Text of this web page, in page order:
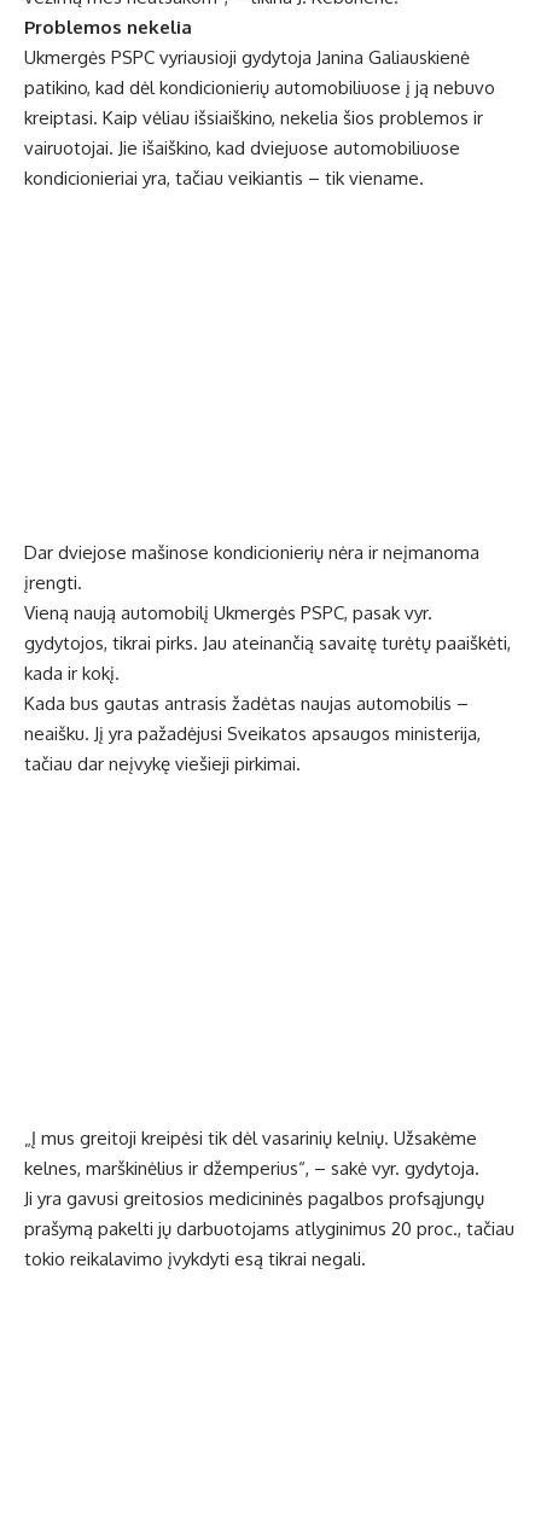
Problemos nekelia
Ukmergės PSPC vyriausioji gydytoja Janina Galiauskienė
patikino, kad dėl kondicionierių automobiliuose į ją nebuvo
kreiptasi. Kaip vėliau išsiaiškino, nekelia šios problemos ir
vairuotojai. Jie išaiškino, kad dviejuose automobiliuose
kondicionieriai yra, tačiau veikiantis – tik viename.
Dar dviejose mašinose kondicionierių nėra ir neįmanoma
įrengti.
Vieną naują automobilį Ukmergės PSPC, pasak vyr.
gydytojos, tikrai pirks. Jau ateinančią savaitę turėtų paaiškėti,
kada ir kokį.
Kada bus gautas antrasis žadėtas naujas automobilis –
neaišku. Jį yra pažadėjusi Sveikatos apsaugos ministerija,
tačiau dar neįvykę viešieji pirkimai.
„Į mus greitoji kreipėsi tik dėl vasarinių kelnių. Užsakėme
kelnes, marškinėlius ir džemperius“, – sakė vyr. gydytoja.
Ji yra gavusi greitosios medicininės pagalbos profsąjungų
prašymą pakelti jų darbuotojams atlyginimus 20 proc., tačiau
tokio reikalavimo įvykdyti esą tikrai negali.